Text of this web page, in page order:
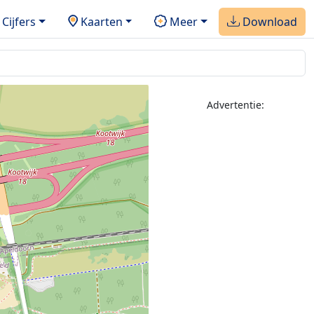
Cijfers Kaarten Meer Download
Advertentie: